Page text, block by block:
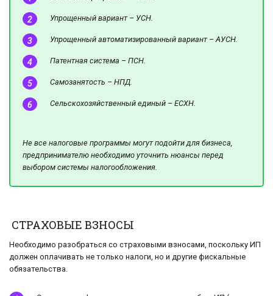
Упрощенный вариант – УСН.
Упрощенный автоматизированный вариант – АУСН.
Патентная система – ПСН.
Самозанятость – НПД.
Сельскохозяйственный единый – ЕСХН.
Не все налоговые программы могут подойти для бизнеса,
предпринимателю необходимо уточнить нюансы перед
выбором системы налогообложения.
СТРАХОВЫЕ ВЗНОСЫ
Необходимо разобраться со страховыми взносами, поскольку ИП
должен оплачивать не только налоги, но и другие фискальные
обязательства.